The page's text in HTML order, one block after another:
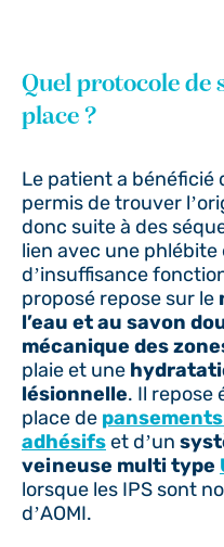
Quel protocole de
place ?
Le patient a bénéficié
permis de trouver
donc suite à des
lien avec une
d’insuffisance
proposé repose sur le
l’eau et au savon
mécanique des
plaie et une
lésionnelle. Il repose
place de
adhésifset d’un
veineuse multi type
lorsque les IPS sont
d’AOMI.